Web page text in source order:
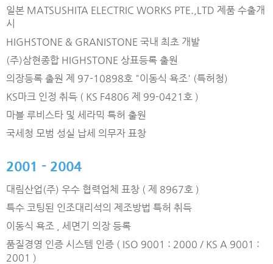
일본 MATSUSHITA ELECTRIC WORKS PTE.,LTD 제품 수출개
시
HIGHSTONE & GRANISTONE 국내 최초 개발
(주)삼현종합 HIGHSTONE 상표등록 출원
의장등록 출원 제 97-10898호 "이동식 욕조' (특허청)
KS마크 인정 취득 ( KS F4806 제 99-0421호 )
마블 루비스타 및 세라믹 특허 출원
국세청 모범 성실 납세 의무자 표창
2001 - 2004
대림산업(주) 우수 협력업체 표창 ( 제 8967호 )
특수 코팅된 인조대리석의 제조방법 특허 취득
이동식 욕조 , 세면기 의장 등록
품질경영 인증 시스템 인증 ( ISO 9001 : 2000 / KS A 9001 :
2001 )